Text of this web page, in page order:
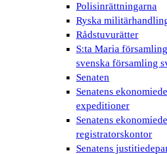
Polisinrättningarna
Ryska
Rådstuvurätter
S:ta Maria
svenska församling
Senaten
Senatens
expeditioner
Senatens
registratorskontor
Senatens